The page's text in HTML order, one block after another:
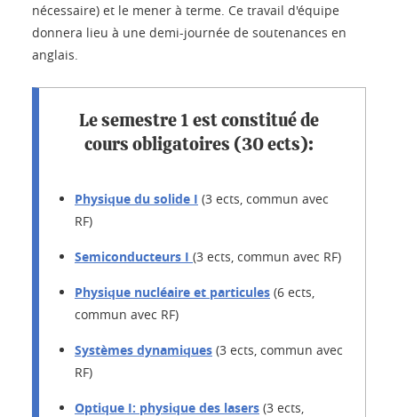
nécessaire) et le mener à terme. Ce travail d'équipe
donnera lieu à une demi-journée de soutenances en
anglais.
Le semestre 1 est constitué de
cours obligatoires (30 ects):
Physique du solide I (3 ects, commun avec
RF)
Semiconducteurs I (3 ects, commun avec RF)
Physique nucléaire et particules (6 ects,
commun avec RF)
Systèmes dynamiques (3 ects, commun avec
RF)
Optique I: physique des lasers (3 ects,